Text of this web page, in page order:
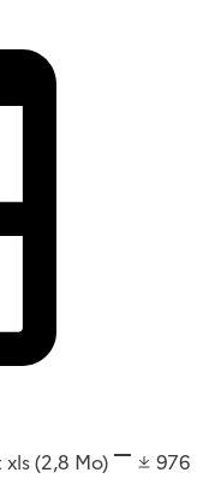
xls(2,8 Mo)
976